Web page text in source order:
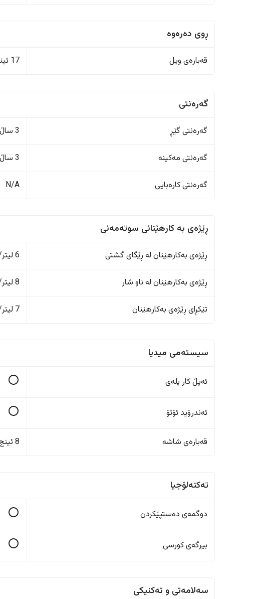
ڕوی دەرەوە
قەبارەی ویل 17 ئینج
گەرەنتی
گەرەنتی گێڕ 3 ساڵ/100,000 کم
گەرەنتی مەکینە 3 ساڵ/100,000 کم
گەرەنتی کارەبایی N/A
ڕێژەى به کارهێنانی سوتەمەنی
ڕێژەى بەکارهێنان له ڕێگای گشتی 6 لیتر/١٠٠ کم
ڕێژەى بەکارهێنان له ناو شار 8 لیتر/١٠٠ کم
تێکڕای ڕێژەى بەکارهێنان 7 لیتر/١٠٠ کم
سیستەمی میدیا
ئەپڵ کار پلەی
ئەندرۆید ئۆتۆ
قەبارەی شاشە 8 ئینج
تەکنەلۆجیا
دوگمەی دەستپێکردن
بیرگەی کورسی
سەلامەتی و تەکنیکی